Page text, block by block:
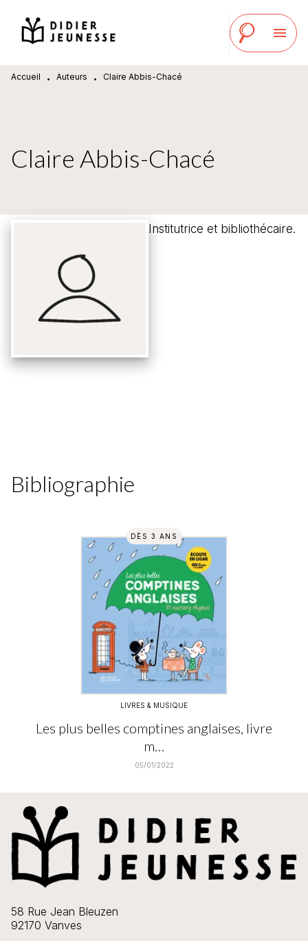
MENU RECHERCHE
PIED DE PAGE
menu
Accueil • Auteurs • Claire Abbis-Chacé
Claire Abbis-Chacé
Institutrice et bibliothécaire.
Bibliographie
DÈS 3 ANS
LIVRES & MUSIQUE
Les plus belles comptines anglaises, livre
m…
05/01/2022
58 Rue Jean Bleuzen
92170 Vanves